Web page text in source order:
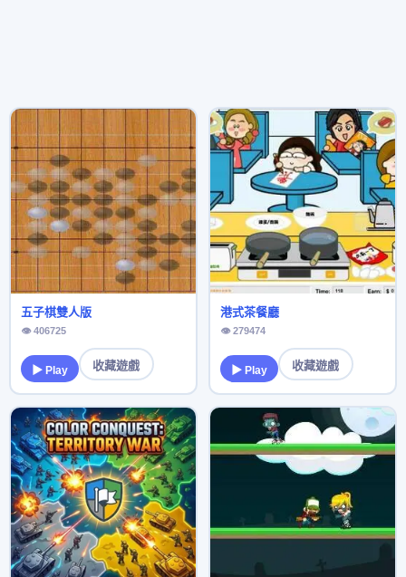
五子棋雙人版
👁 406725
▶ Play 收藏遊戲
港式茶餐廳
👁 279474
▶ Play 收藏遊戲